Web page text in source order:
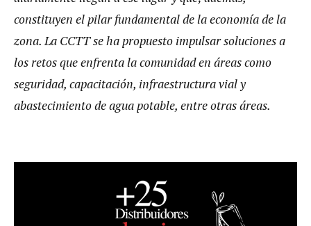
constituyen el pilar fundamental de la economía de la
zona. La CCTT se ha propuesto impulsar soluciones a
los retos que enfrenta la comunidad en áreas como
seguridad, capacitación, infraestructura vial y
abastecimiento de agua potable, entre otras áreas.